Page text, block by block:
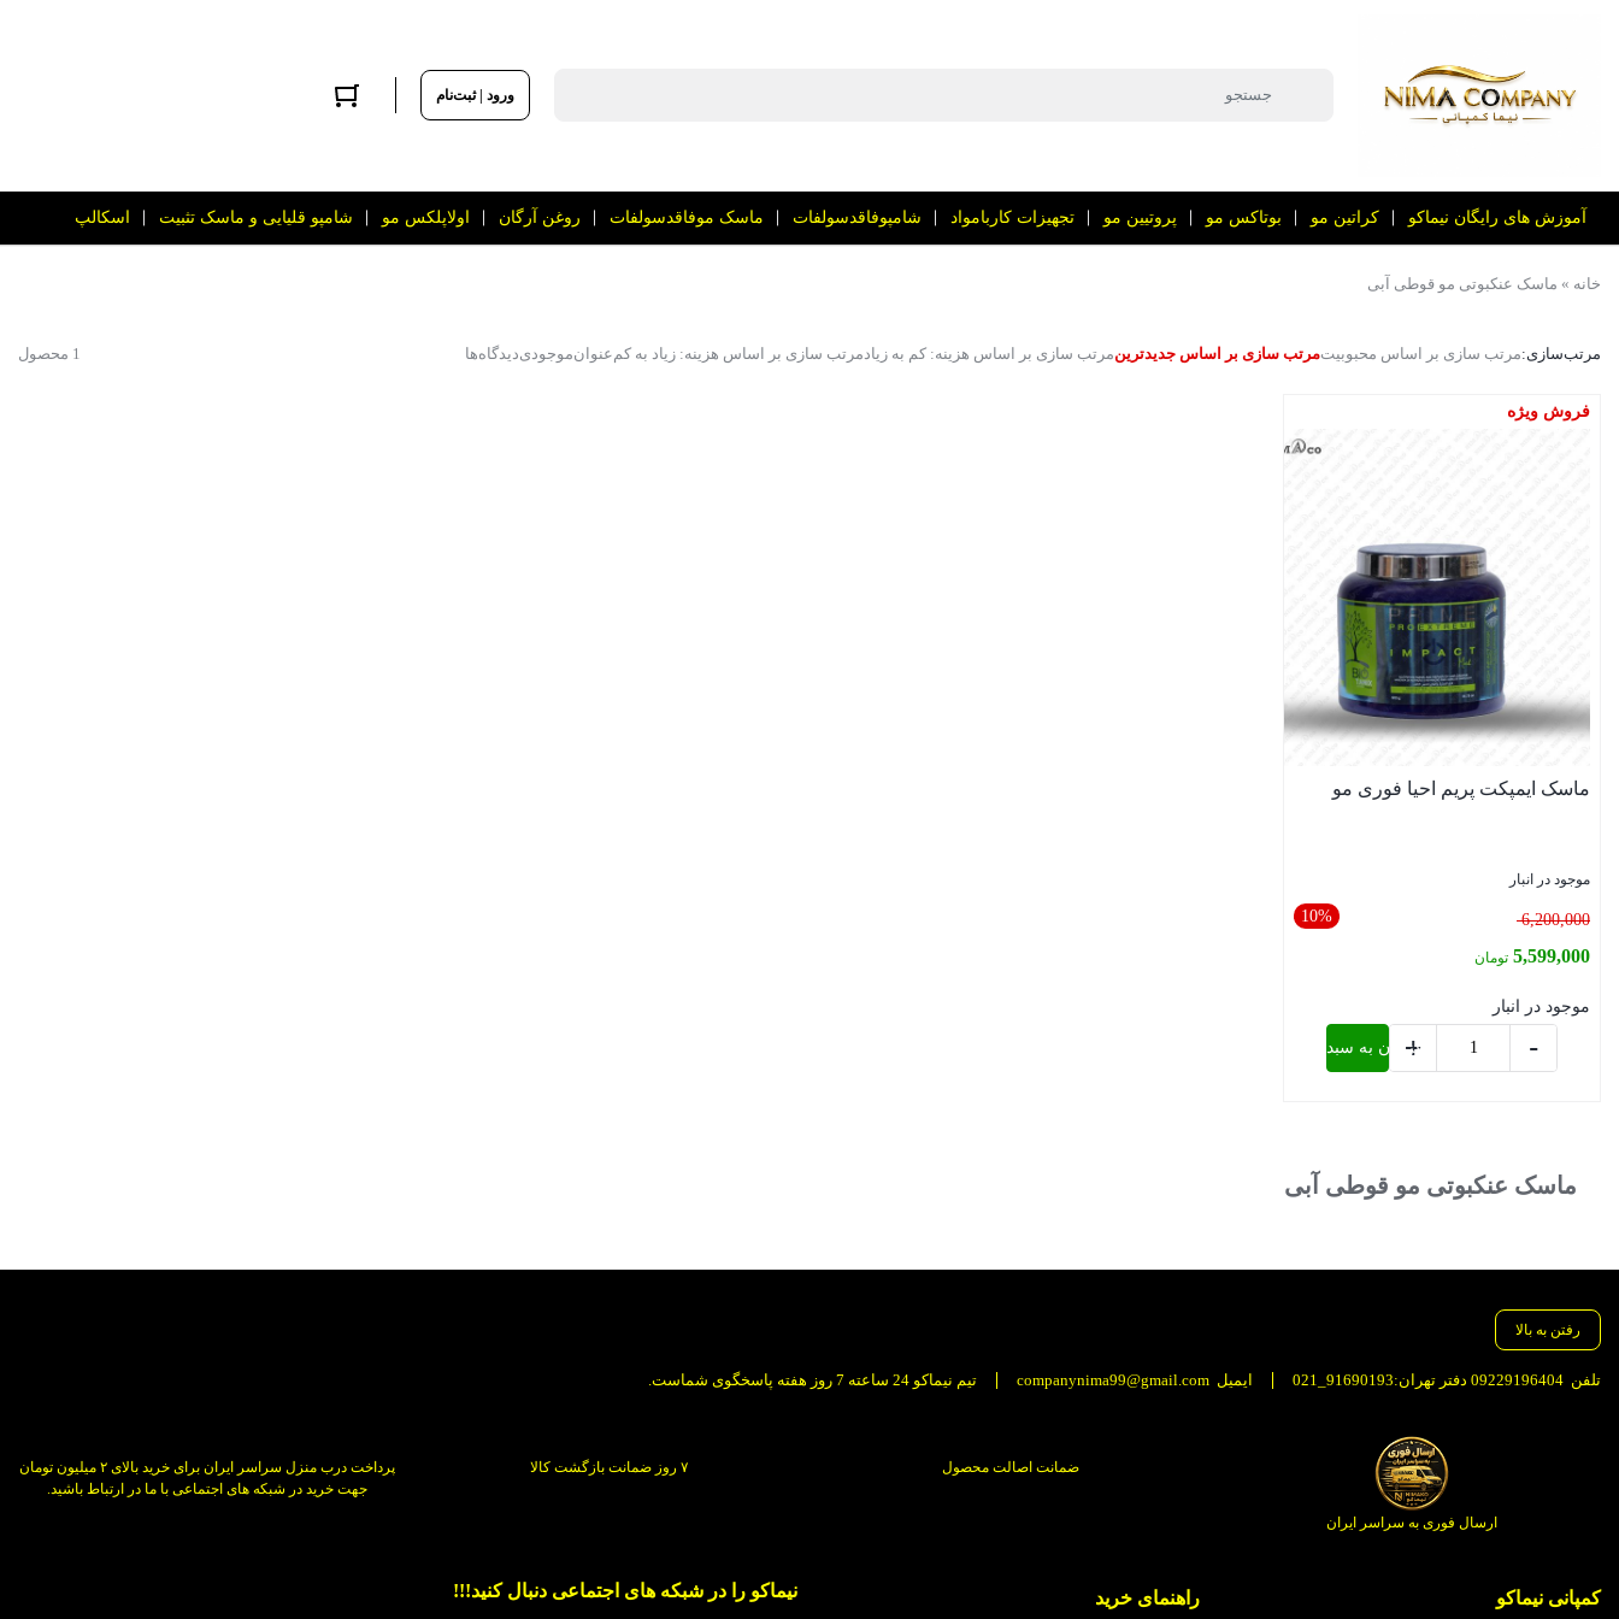
ورود | ثبت‌نام
آموزش های رایگان نیماکو کراتین مو بوتاکس مو پروتیین مو تجهیزات کاربامواد شامپوفاقدسولفات ماسک موفاقدسولفات روغن آرگان اولاپلکس مو شامپو قلیایی و ماسک تثبیت اسکالپ
خانه » ماسک عنکبوتی مو قوطی آبی
1 محصول مرتب‌سازی:مرتب سازی بر اساس محبوبیتمرتب سازی بر اساس جدیدترینمرتب سازی بر اساس هزینه: کم به زیاد مرتب سازی بر اساس هزینه: زیاد به کم عنوانموجودیدیدگاه‌ها
فروش ویژه
ماسک ایمپکت پریم احیا فوری مو
موجود در انبار
10% 6,200,000 قیمت
اصلی:
بود.
5,599,000 تومان
فعلی:
موجود در انبار
فوری
-
+
افزودن به سبد خرید
ماسک عنکبوتی مو قوطی آبی
رفتن به بالا
تلفن 09229196404 دفتر تهران:91690193_021 ایمیل companynima99@gmail.com تیم نیماکو 24 ساعته 7 روز هفته پاسخگوی شماست.
ارسال فوری به سراسر ایران
ضمانت اصالت محصول ۷ روز ضمانت بازگشت کالا
پرداخت درب منزل سراسر ایران برای خرید بالای ۲ میلیون تومان
جهت خرید در شبکه های اجتماعی با ما در ارتباط باشید.
کمپانی نیماکو راهنمای خرید نیماکو را در شبکه های اجتماعی دنبال کنید!!!